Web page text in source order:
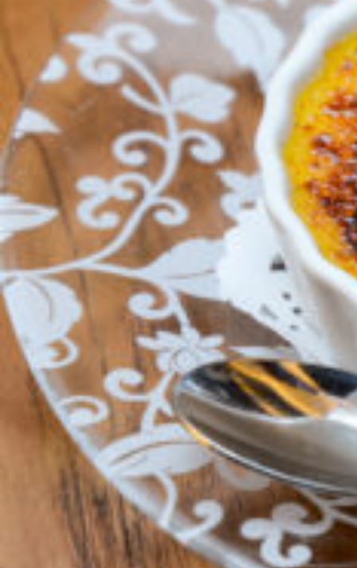
CULTURE
ABOUT US
Instagram
チケットプレゼント応募
MAIN MENU
SERIES
カレーが好き
京都おやつクラブ
私と店のはなし
今月の京みやげ
京都の書店